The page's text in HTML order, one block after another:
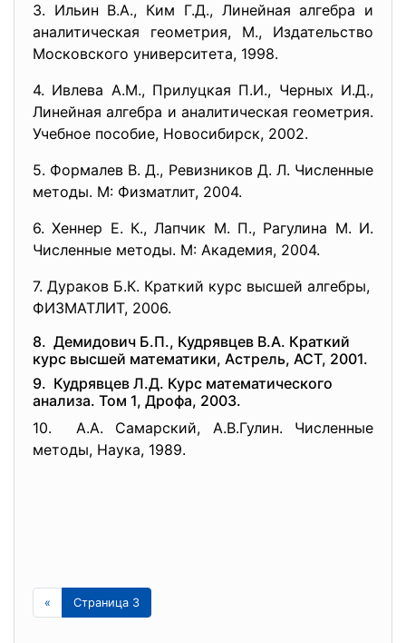
3. Ильин В.А., Ким Г.Д., Линейная алгебра и
аналитическая геометрия, М., Издательство
Московского университета, 1998.
4. Ивлева А.М., Прилуцкая П.И., Черных И.Д.,
Линейная алгебра и аналитическая геометрия.
Учебное пособие, Новосибирск, 2002.
5. Формалев В. Д., Ревизников Д. Л. Численные
методы. М: Физматлит, 2004.
6. Хеннер Е. К., Лапчик М. П., Рагулина М. И.
Численные методы. М: Академия, 2004.
7. Дураков Б.К. Краткий курс высшей алгебры,
ФИЗМАТЛИТ, 2006.
8. Демидович Б.П., Кудрявцев В.А. Краткий
курс высшей математики, Астрель, АСТ, 2001.
9. Кудрявцев Л.Д. Курс математического
анализа. Том 1, Дрофа, 2003.
10. А.А. Самарский, А.В.Гулин. Численные
методы, Наука, 1989.
« Страница 3